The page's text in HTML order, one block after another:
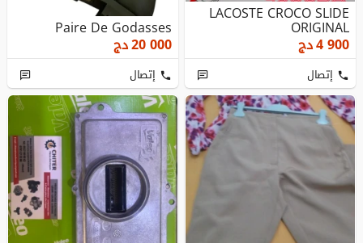
LACOSTE CROCO SLIDE
ORIGINAL
4 900دج
إتصال
Paire De Godasses
20 000دج
إتصال